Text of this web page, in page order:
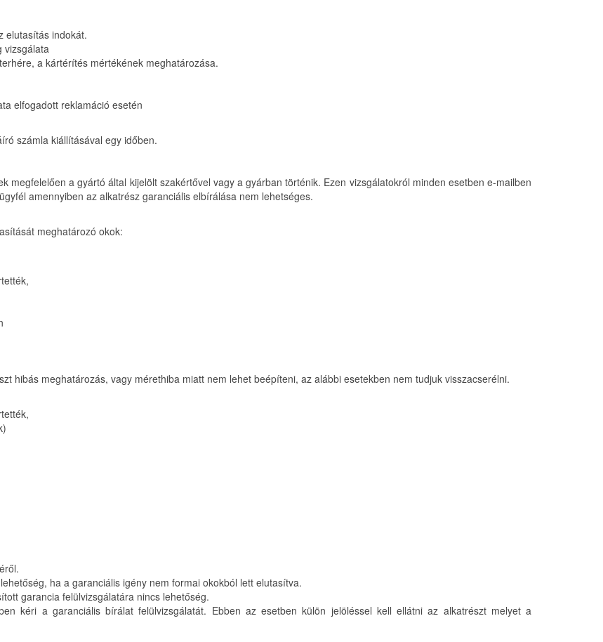
elutasítás indokát.
vizsgálata
a kártérítés mértékének meghatározása.
elfogadott reklamáció esetén
számla kiállításával egy időben.
megfelelően a gyártó által kijelölt szakértővel vagy a gyárban történik. Ezen vizsgálatokról minden esetben e-mailben
amennyiben az alkatrész garanciális elbírálása nem lehetséges.
meghatározó okok:
hibás meghatározás, vagy mérethiba miatt nem lehet beépíteni, az alábbi esetekben nem tudjuk visszacserélni.
ha a garanciális igény nem formai okokból lett elutasítva.
garancia felülvizsgálatára nincs lehetőség.
kéri a garanciális bírálat felülvizsgálatát. Ebben az esetben külön jelöléssel kell ellátni az alkatrészt melyet a